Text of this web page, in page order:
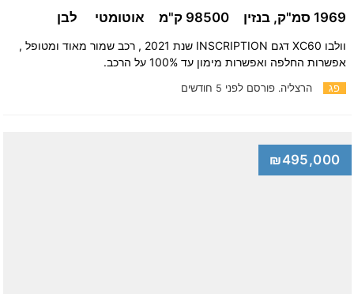
פג הרצליה.פורסם לפני 5 חודשים
1969 סמ"ק, בנזין 98500 ק"מ אוטומטי לבן
וולבו XC60 דגם INSCRIPTION שנת 2021 , רכב שמור מאוד ומטופל ,
אפשרות החלפה ואפשרות מימון עד 100% על הרכב.
₪495,000